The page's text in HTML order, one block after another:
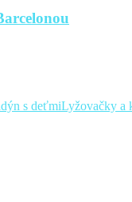
s deťmiLyžovačky a